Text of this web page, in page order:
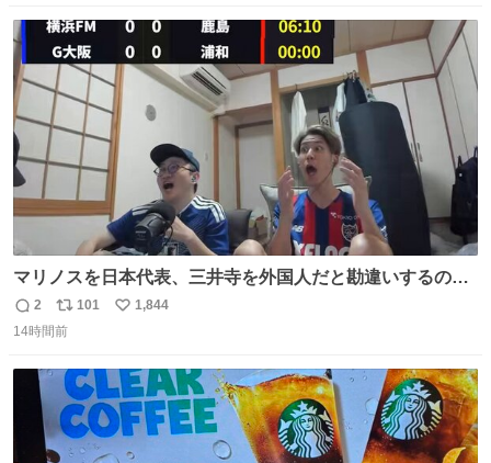
ト
数
数
マリノスを日本代表、三井寺を外国人だと勘違いするのお
もろくて爽
返
信
2
リ
ポ
ト
数
101
い
数
1,844
14時間前